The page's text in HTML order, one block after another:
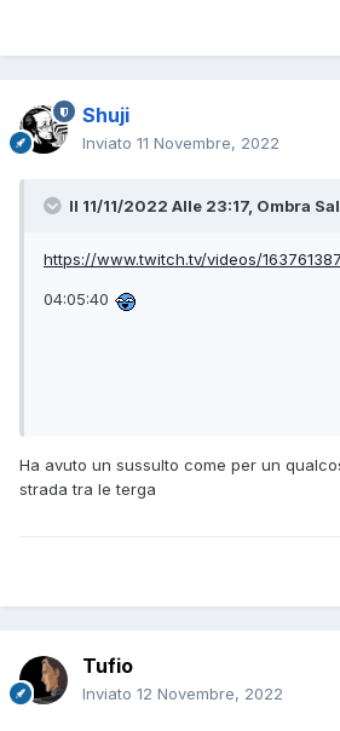
Shuji
Inviato 11 Novembre, 2022
Il 11/11/2022 Alle 23:17, Ombra
https://www.twitch.tv/videos/
04:05:40
Ha avuto un sussulto come per un
strada tra le terga
Tufio
Inviato 12 Novembre, 2022